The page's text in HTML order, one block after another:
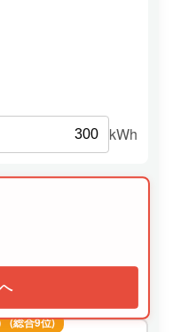
kWh
(総合9位)